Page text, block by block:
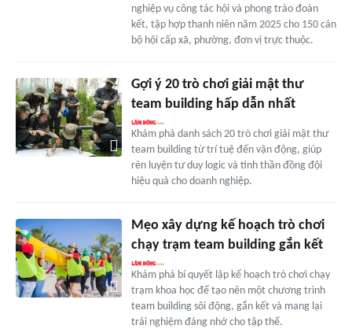
nghiệp vụ công tác hội và phong trào đoàn
kết, tập hợp thanh niên năm 2025 cho 150 cán
bộ hội cấp xã, phường, đơn vị trực thuộc.
Gợi ý 20 trò chơi giải mật thư
team building hấp dẫn nhất
Khám phá danh sách 20 trò chơi giải mật thư
team building từ trí tuệ đến vận động, giúp
rèn luyện tư duy logic và tinh thần đồng đội
hiệu quả cho doanh nghiệp.
Mẹo xây dựng kế hoạch trò chơi
chạy trạm team building gắn kết
Khám phá bí quyết lập kế hoạch trò chơi chạy
trạm khoa học để tạo nên một chương trình
team building sôi động, gắn kết và mang lại
trải nghiệm đáng nhớ cho tập thể.